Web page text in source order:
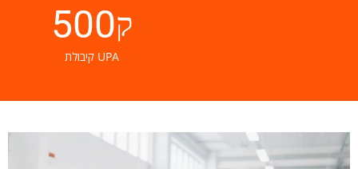
500ק
קיבולת UPA